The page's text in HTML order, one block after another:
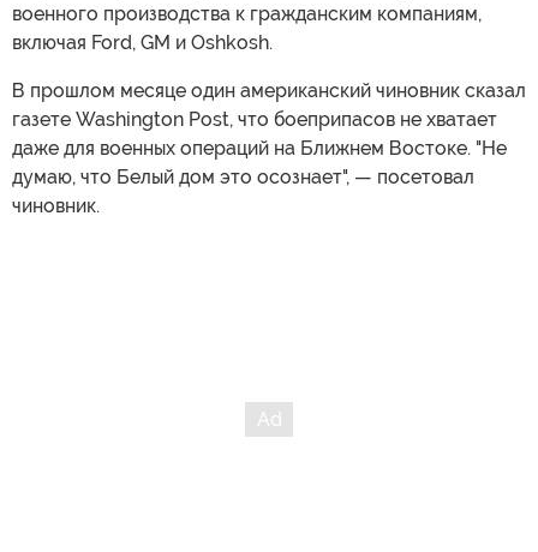
военного производства к гражданским компаниям,
включая Ford, GM и Oshkosh.
В прошлом месяце один американский чиновник сказал
газете Washington Post, что боеприпасов не хватает
даже для военных операций на Ближнем Востоке. "Не
думаю, что Белый дом это осознает", — посетовал
чиновник.